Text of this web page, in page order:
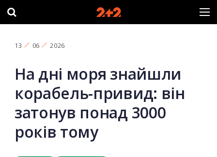
13 06 2026
На дні моря знайшли
корабель-привид: він
затонув понад 3000
років тому